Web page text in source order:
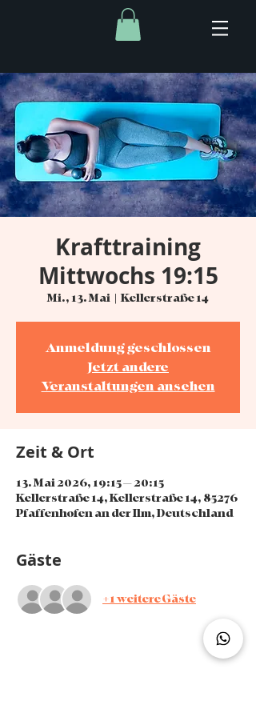
Krafttraining
Mittwochs 19:15
Mi., 13. Mai
  |
Kellerstraße 14
Anmeldung geschlossen
Jetzt andere
Veranstaltungen ansehen
Zeit & Ort
13. Mai 2026, 19:15 – 20:15
Kellerstraße 14, Kellerstraße 14, 85276
Pfaffenhofen an der Ilm, Deutschland
Gäste
+1 weitere Gäste